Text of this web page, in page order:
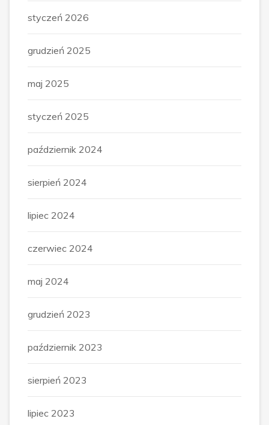
styczeń 2026
grudzień 2025
maj 2025
styczeń 2025
październik 2024
sierpień 2024
lipiec 2024
czerwiec 2024
maj 2024
grudzień 2023
październik 2023
sierpień 2023
lipiec 2023